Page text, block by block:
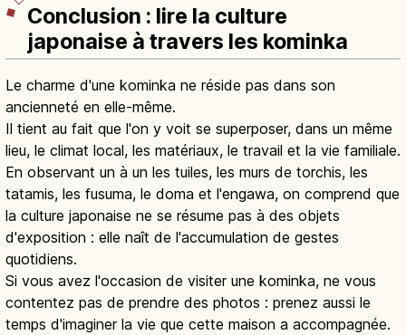
Conclusion : lire la culture
japonaise à travers les kominka
Le charme d'une kominka ne réside pas dans son
ancienneté en elle-même.
Il tient au fait que l'on y voit se superposer, dans un même
lieu, le climat local, les matériaux, le travail et la vie familiale.
En observant un à un les tuiles, les murs de torchis, les
tatamis, les fusuma, le doma et l'engawa, on comprend que
la culture japonaise ne se résume pas à des objets
d'exposition : elle naît de l'accumulation de gestes
quotidiens.
Si vous avez l'occasion de visiter une kominka, ne vous
contentez pas de prendre des photos : prenez aussi le
temps d'imaginer la vie que cette maison a accompagnée.